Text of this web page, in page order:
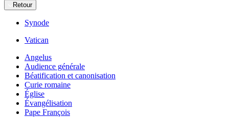
Retour
Synode
Vatican
Angelus
Audience générale
Béatification et canonisation
Curie romaine
Église
Évangélisation
Pape François